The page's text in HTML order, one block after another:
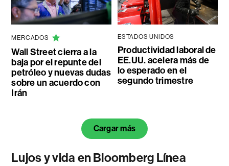
MERCADOS
Wall Street cierra a la
baja por el repunte del
petróleo y nuevas dudas
sobre un acuerdo con
Irán
ESTADOS UNIDOS
Productividad laboral de
EE.UU. acelera más de
lo esperado en el
segundo trimestre
Cargar más
Lujos y vida en Bloomberg Línea